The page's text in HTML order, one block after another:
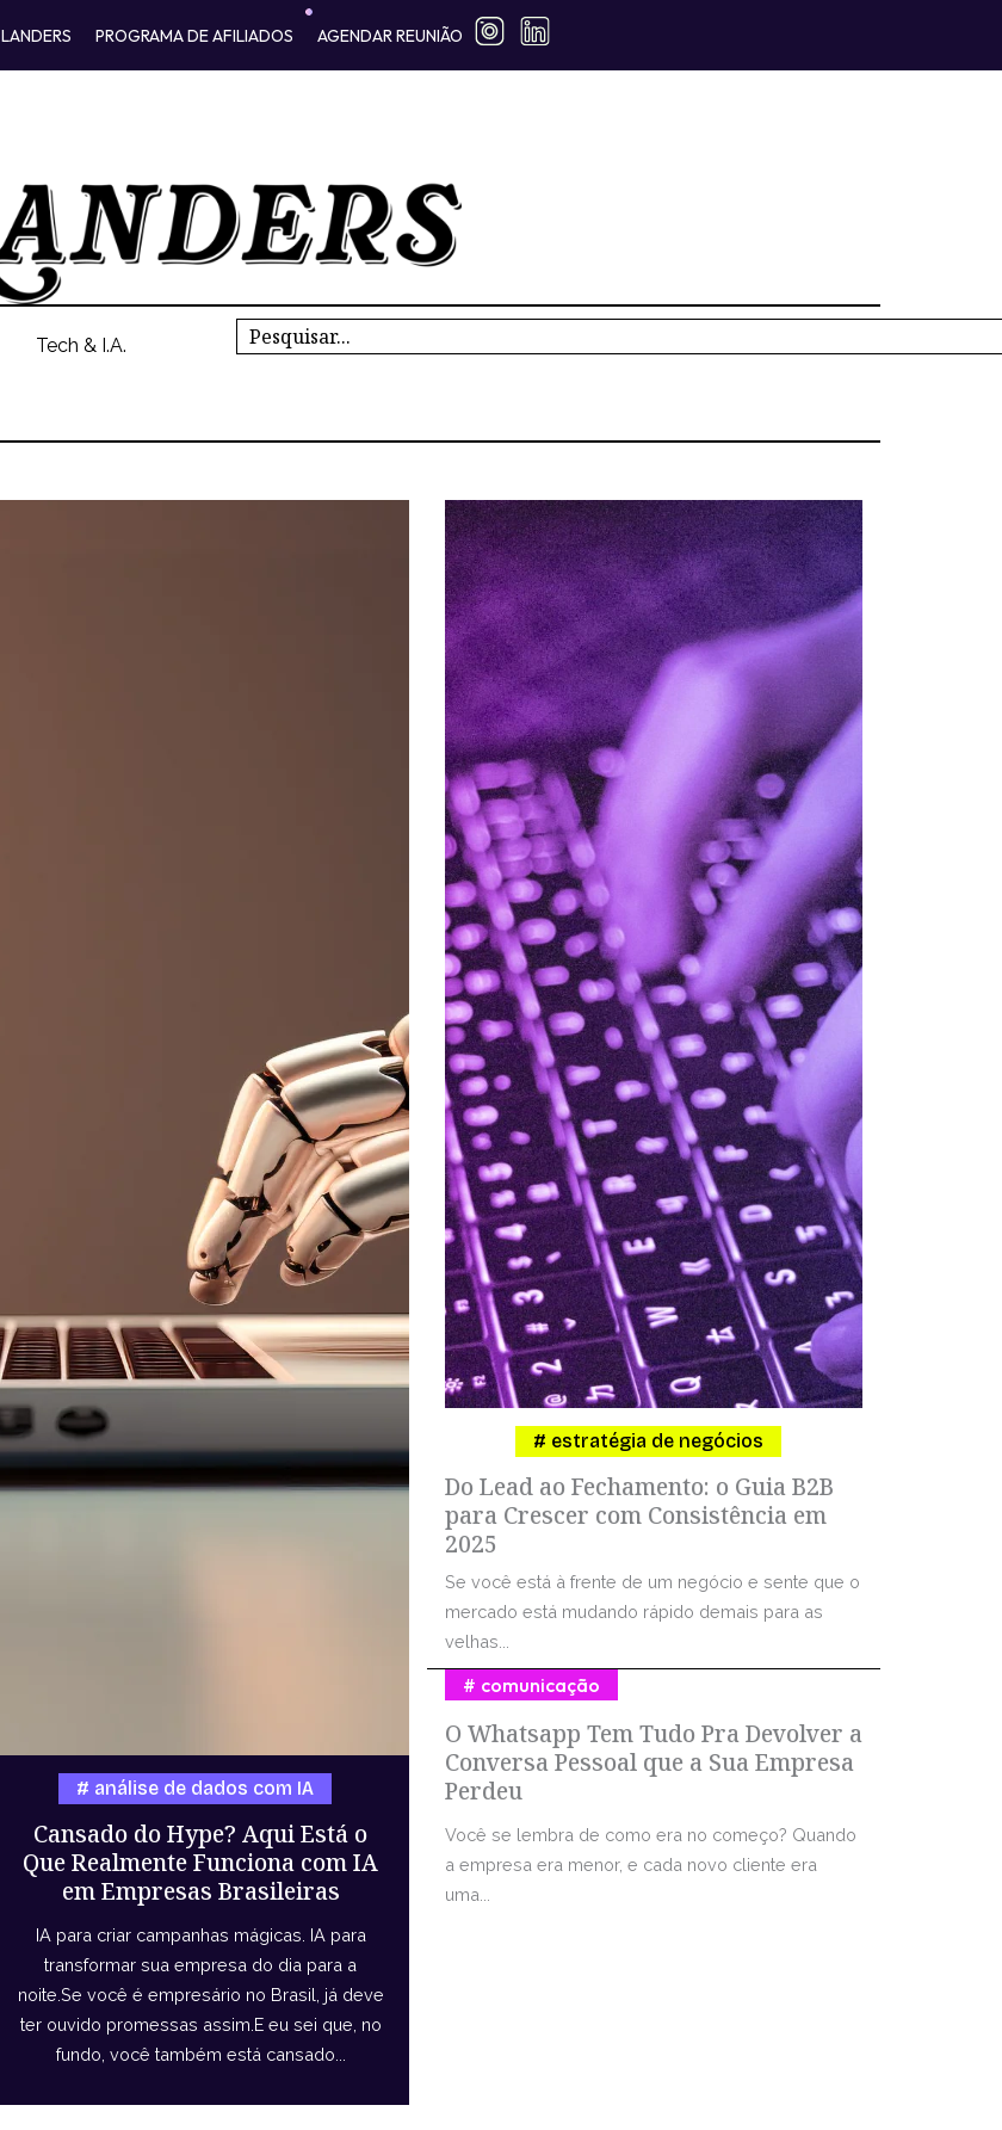
LANDERS PROGRAMA DE AFILIADOS AGENDAR REUNIÃO
Tech & I.A.
Search
Cansado do Hype? Aqui Está o
Que Realmente Funciona com IA
em Empresas Brasileiras
análise de dados com IA
IA para criar campanhas mágicas. IA para
transformar sua empresa do dia para a
noite.Se você é empresário no Brasil, já deve
ter ouvido promessas assim.E eu sei que, no
fundo, você também está cansado...
Do Lead ao Fechamento: o Guia B2B
para Crescer com Consistência em
2025
estratégia de negócios
Se você está à frente de um negócio e sente que o
mercado está mudando rápido demais para as
velhas...
O Whatsapp Tem Tudo Pra Devolver a
Conversa Pessoal que a Sua Empresa
Perdeu
comunicação
Você se lembra de como era no começo? Quando
a empresa era menor, e cada novo cliente era
uma...